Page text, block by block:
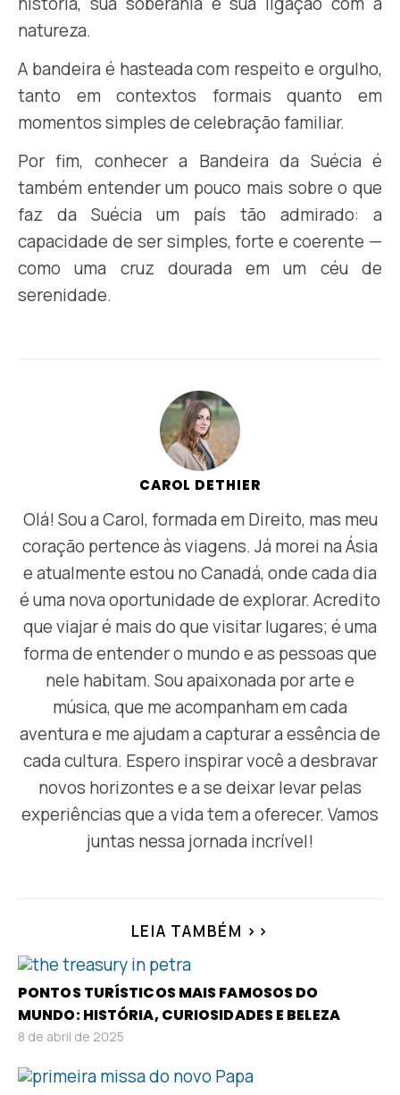
natureza.
A bandeira é hasteada com respeito e orgulho,
tanto em contextos formais quanto em
momentos simples de celebração familiar.
Por fim, conhecer a Bandeira da Suécia é
também entender um pouco mais sobre o que
faz da Suécia um país tão admirado: a
capacidade de ser simples, forte e coerente —
como uma cruz dourada em um céu de
serenidade.
CAROL DETHIER
Olá! Sou a Carol, formada em Direito, mas meu
coração pertence às viagens. Já morei na Ásia
e atualmente estou no Canadá, onde cada dia
é uma nova oportunidade de explorar. Acredito
que viajar é mais do que visitar lugares; é uma
forma de entender o mundo e as pessoas que
nele habitam. Sou apaixonada por arte e
música, que me acompanham em cada
aventura e me ajudam a capturar a essência de
cada cultura. Espero inspirar você a desbravar
novos horizontes e a se deixar levar pelas
experiências que a vida tem a oferecer. Vamos
juntas nessa jornada incrível!
LEIA TAMBÉM >>
PONTOS TURÍSTICOS MAIS FAMOSOS DO
MUNDO: HISTÓRIA, CURIOSIDADES E BELEZA
8 de abril de 2025